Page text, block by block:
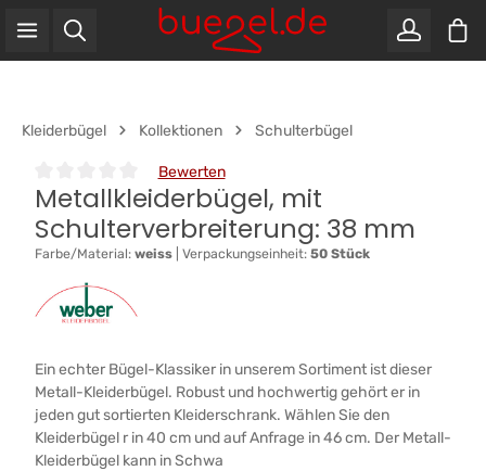
Zum Hauptinhalt springen
Kleiderbügel Kollektionen Schulterbügel
Durchschnittliche Bewertung von 0 von 5 Sternen
Bewerten
Metallkleiderbügel, mit
Schulterverbreiterung: 38 mm
Farbe/Material: weiss Verpackungseinheit: 50 Stück
Ein echter Bügel-Klassiker in unserem Sortiment ist dieser
Metall-Kleiderbügel. Robust und hochwertig gehört er in
jeden gut sortierten Kleiderschrank. Wählen Sie den
Kleiderbügel r in 40 cm und auf Anfrage in 46 cm. Der Metall-
Kleiderbügel kann in Schwa